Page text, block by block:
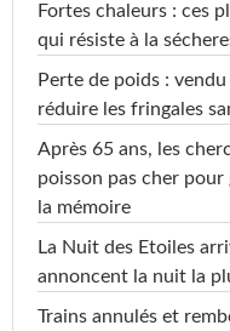
Fortes chaleurs : ces
qui résiste à la
Perte de poids :
réduire les fringales
Après 65 ans, les
poisson pas cher
la mémoire
La Nuit des Etoiles
annoncent la nuit la
Trains annulés et